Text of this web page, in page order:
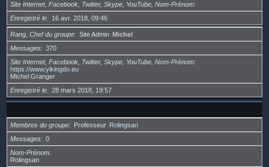
Site Internet, Facebook, Twitter, Skype, YouTube, Nom-Prénom
Enregistré le
16 avr. 2018, 09:46
Rang, Chef du groupe Site Admin Michel
Messages
370
Site Internet, Facebook, Twitter, Skype, YouTube, Nom-Prénom
https://www.yikingdo.eu
Michel Granger
Enregistré le
28 mars 2018, 19:57
Membres du groupe Professeur Rolingsan
Messages
0
Nom-Prénom
Rolingsan